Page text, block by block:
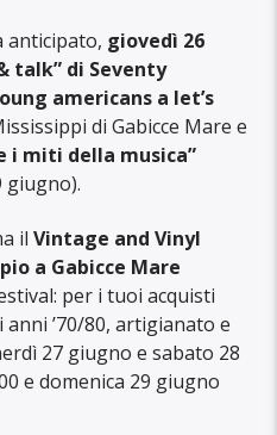
anticipato, giovedì 26
talk” di Seventy
americans a let’s
di Gabicce Mare e
i miti della musica”
giugno).
ilVintage and Vinyl
a Gabicce Mare
per i tuoi acquisti
’70/80, artigianato e
27 giugno e sabato 28
e domenica 29 giugno